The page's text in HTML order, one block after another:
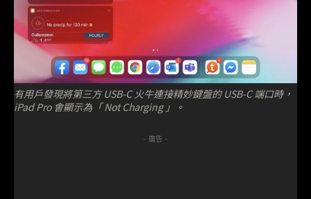
有用戶發現將第三方 USB-C 火牛連接精妙鍵盤的 USB-C 端口時，
iPad Pro 會顯示為「 Not Charging 」。
- 廣告 -